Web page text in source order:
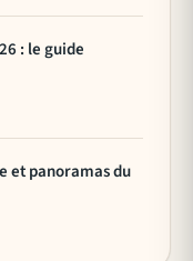
: le guide
et panoramas du